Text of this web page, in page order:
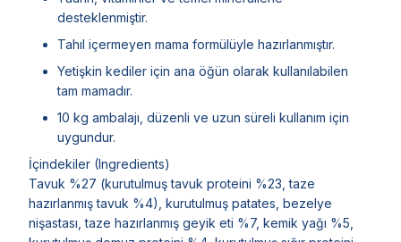
desteklenmiştir.
Tahıl içermeyen mama formülüyle hazırlanmıştır.
Yetişkin kediler için ana öğün olarak kullanılabilen
tam mamadır.
10 kg ambalajı, düzenli ve uzun süreli kullanım için
uygundur.
İçindekiler (Ingredients)
Tavuk %27 (kurutulmuş tavuk proteini %23, taze
hazırlanmış tavuk %4), kurutulmuş patates, bezelye
nişastası, taze hazırlanmış geyik eti %7, kemik yağı %5,